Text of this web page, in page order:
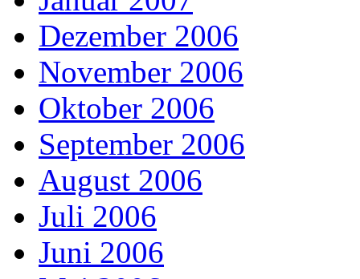
Dezember 2006
November 2006
Oktober 2006
September 2006
August 2006
Juli 2006
Juni 2006